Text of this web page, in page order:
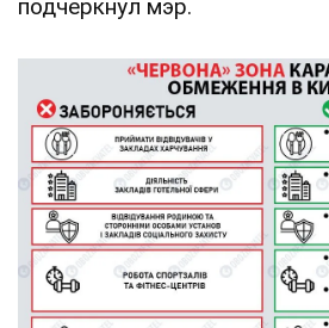
подчеркнул мэр.